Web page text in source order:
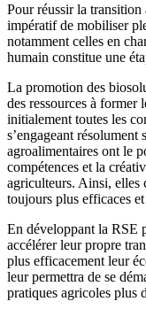
Pour réussir la
impératif de mobiliser
notamment celles en
humain constitue une
La promotion des
des ressources à former
initialement toutes les
s’engageant résolument
agroalimentaires ont le
compétences et la
agriculteurs. Ainsi, elles
toujours plus efficaces
En développant la RSE
accélérer leur propre
plus efficacement leur
leur permettra de se
pratiques agricoles plus